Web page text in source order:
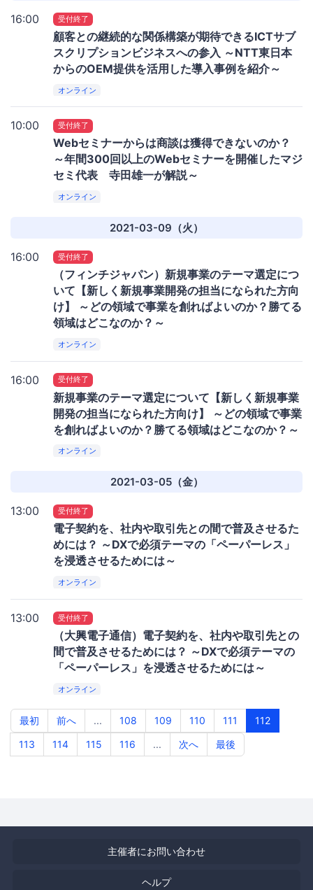
16:00 受付終了
顧客との継続的な関係構築が期待できるICTサブ
スクリプションビジネスへの参入 ～NTT東日本
からのOEM提供を活用した導入事例を紹介～
オンライン
10:00 受付終了
Webセミナーからは商談は獲得できないのか？
～年間300回以上のWebセミナーを開催したマジ
セミ代表 寺田雄一が解説～
オンライン
2021-03-09（火）
16:00 受付終了
（フィンチジャパン）新規事業のテーマ選定につ
いて【新しく新規事業開発の担当になられた方向
け】 ～どの領域で事業を創ればよいのか？勝てる
領域はどこなのか？～
オンライン
16:00 受付終了
新規事業のテーマ選定について【新しく新規事業
開発の担当になられた方向け】 ～どの領域で事業
を創ればよいのか？勝てる領域はどこなのか？～
オンライン
2021-03-05（金）
13:00 受付終了
電子契約を、社内や取引先との間で普及させるた
めには？ ～DXで必須テーマの「ペーパーレス」
を浸透させるためには～
オンライン
13:00 受付終了
（大興電子通信）電子契約を、社内や取引先との
間で普及させるためには？ ～DXで必須テーマの
「ペーパーレス」を浸透させるためには～
オンライン
最初 前へ ... 108 109 110 111
112
113
114 115 116 ... 次へ 最後
主催者にお問い合わせ
ヘルプ